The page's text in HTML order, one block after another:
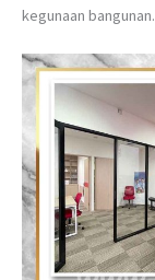
kegunaan bangunan.